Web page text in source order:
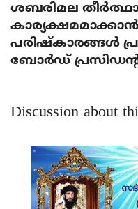
ശബരിമല
പരിഷ്‌കാരങ്ങള്‍
ബോര്‍ഡ്
Discussion about